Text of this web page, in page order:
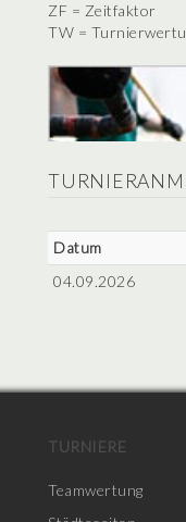
ZF = Zeitfaktor
TW =
Datum
04.09.2026
TURNIERE
Teamwertung